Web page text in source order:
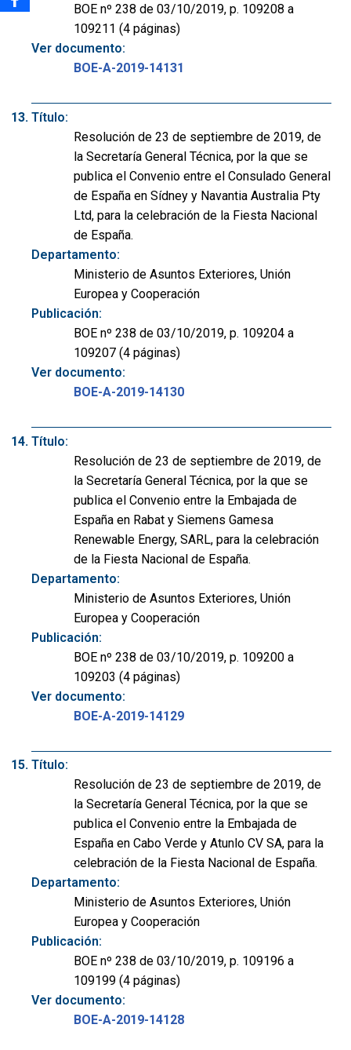
BOE nº 238 de 03/10/2019, p. 109208 a
109211 (4 páginas)
Ver documento:
BOE-A-2019-14131
Título:
Resolución de 23 de septiembre de 2019, de
la Secretaría General Técnica, por la que se
publica el Convenio entre el Consulado General
de España en Sídney y Navantia Australia Pty
Ltd, para la celebración de la Fiesta Nacional
de España.
Departamento:
Ministerio de Asuntos Exteriores, Unión
Europea y Cooperación
Publicación:
BOE nº 238 de 03/10/2019, p. 109204 a
109207 (4 páginas)
Ver documento:
BOE-A-2019-14130
Título:
Resolución de 23 de septiembre de 2019, de
la Secretaría General Técnica, por la que se
publica el Convenio entre la Embajada de
España en Rabat y Siemens Gamesa
Renewable Energy, SARL, para la celebración
de la Fiesta Nacional de España.
Departamento:
Ministerio de Asuntos Exteriores, Unión
Europea y Cooperación
Publicación:
BOE nº 238 de 03/10/2019, p. 109200 a
109203 (4 páginas)
Ver documento:
BOE-A-2019-14129
Título:
Resolución de 23 de septiembre de 2019, de
la Secretaría General Técnica, por la que se
publica el Convenio entre la Embajada de
España en Cabo Verde y Atunlo CV SA, para la
celebración de la Fiesta Nacional de España.
Departamento:
Ministerio de Asuntos Exteriores, Unión
Europea y Cooperación
Publicación:
BOE nº 238 de 03/10/2019, p. 109196 a
109199 (4 páginas)
Ver documento:
BOE-A-2019-14128